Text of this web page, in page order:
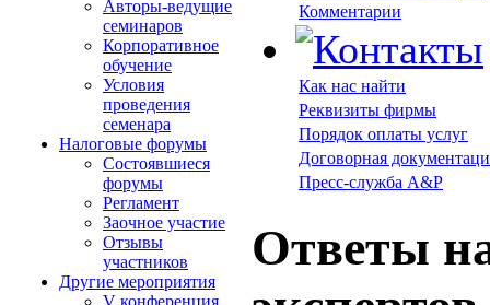
Авторы-ведущие
семинаров
Корпоративное
обучение
Условия
проведения
семенара
Налоговые форумы
Состоявшиеся
форумы
Регламент
Заочное участие
Отзывы
участников
Другие мероприятия
V конференция
Комментарии
Как нас найти
Реквизиты фирмы
Порядок оплаты услуг
Договорная
Пресс-служба A&P
Ответы